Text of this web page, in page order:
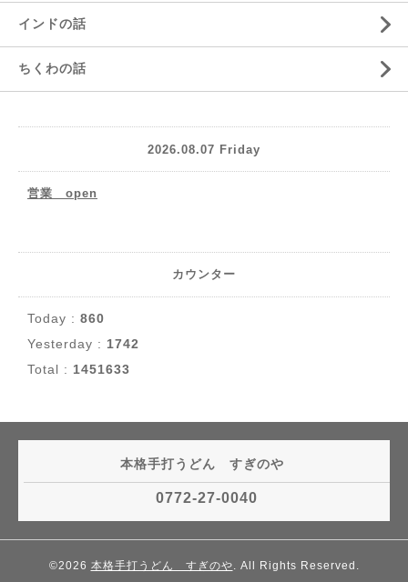
インドの話
ちくわの話
2026.08.07 Friday
営業 open
カウンター
Today : 860
Yesterday : 1742
Total : 1451633
本格手打うどん すぎのや
0772-27-0040
©2026 本格手打うどん すぎのや. All Rights Reserved.